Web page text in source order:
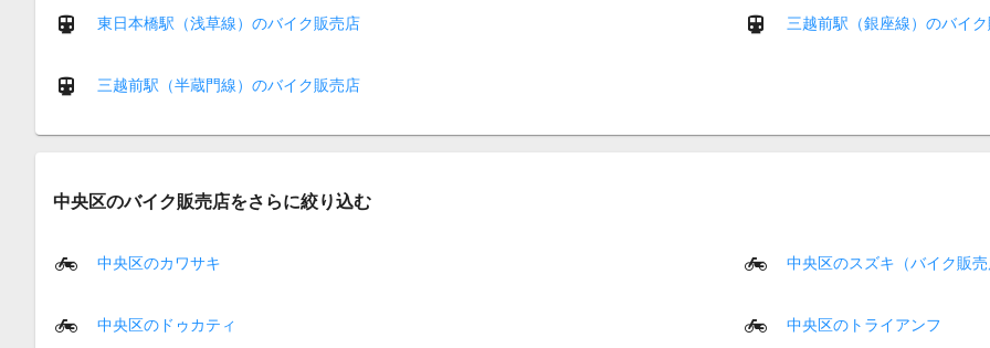
東日本橋駅（浅草線）のバイク販売店 三越前駅（銀座線）のバイ
三越前駅（半蔵門線）のバイク販売店
中央区のバイク販売店をさらに絞り込む
中央区のカワサキ 中央区のスズキ（バイク販売
中央区のドゥカティ 中央区のトライアンフ